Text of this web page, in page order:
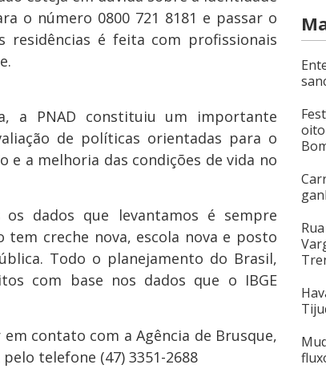
o número 0800 721 8181 e passar o
residências é feita com profissionais
a PNAD constituiu um importante
de políticas orientadas para o
e a melhoria das condições de vida no
dados que levantamos é sempre
tem creche nova, escola nova e posto
Todo o planejamento do Brasil,
com base nos dados que o IBGE
contato com a Agência de Brusque,
telefone (47) 3351-2688